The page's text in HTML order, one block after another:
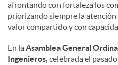
afrontando con fortaleza los
priorizando siempre la
valor compartido y con
En laAsamblea General
Ingenieros, celebrada el